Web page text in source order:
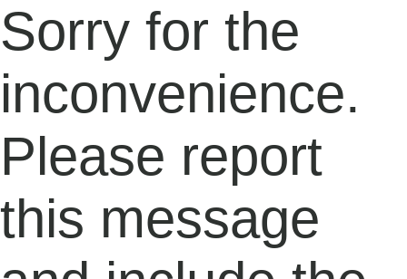
Sorry for the
inconvenience.
Please report
this message